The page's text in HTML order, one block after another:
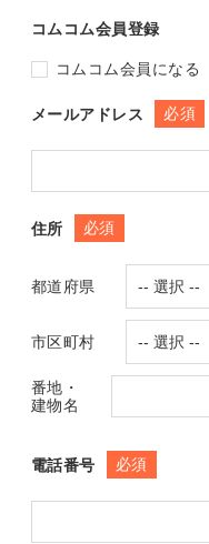
コムコム会員登録
コムコム会員になる
メールアドレス 必須
住所 必須
都道府県
市区町村
番地・
建物名
電話番号 必須